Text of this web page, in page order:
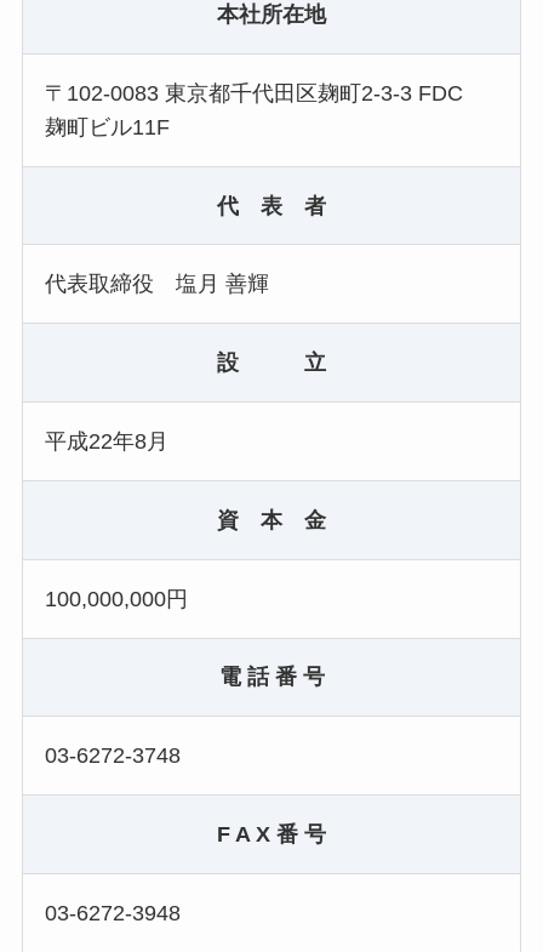
本社所在地
〒102-0083 東京都千代田区麹町2-3-3 FDC
麹町ビル11F
代 表 者
代表取締役 塩月 善輝
設 立
平成22年8月
資 本 金
100,000,000円
電 話 番 号
03-6272-3748
F A X 番 号
03-6272-3948